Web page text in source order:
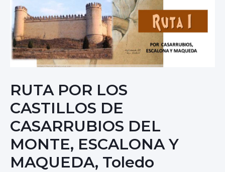
RUTA POR LOS
CASTILLOS DE
CASARRUBIOS DEL
MONTE, ESCALONA Y
MAQUEDA, Toledo